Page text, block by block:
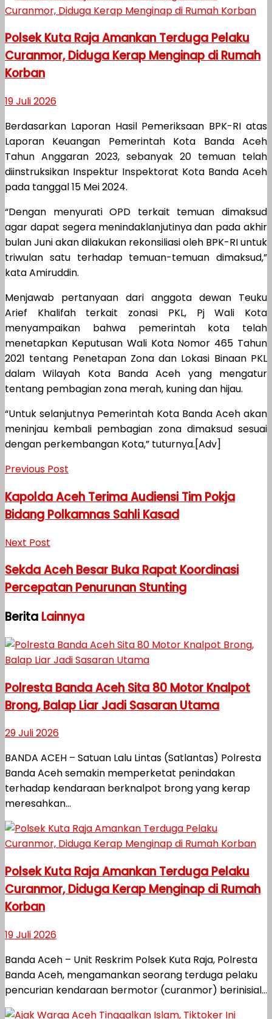
Polsek Kuta Raja Amankan Terduga Pelaku
Curanmor, Diduga Kerap Menginap di Rumah
Korban
19 Juli 2026
Berdasarkan Laporan Hasil Pemeriksaan BPK-RI atas
Laporan Keuangan Pemerintah Kota Banda Aceh
Tahun Anggaran 2023, sebanyak 20 temuan telah
diinstruksikan Inspektur Inspektorat Kota Banda Aceh
pada tanggal 15 Mei 2024.
“Dengan menyurati OPD terkait temuan dimaksud
agar dapat segera menindaklanjutinya dan pada akhir
bulan Juni akan dilakukan rekonsiliasi oleh BPK-RI untuk
triwulan satu terhadap temuan-temuan dimaksud,”
kata Amiruddin.
Menjawab pertanyaan dari anggota dewan Teuku
Arief Khalifah terkait zonasi PKL, Pj Wali Kota
menyampaikan bahwa pemerintah kota telah
menetapkan Keputusan Wali Kota Nomor 465 Tahun
2021 tentang Penetapan Zona dan Lokasi Binaan PKL
dalam Wilayah Kota Banda Aceh yang mengatur
tentang pembagian zona merah, kuning dan hijau.
“Untuk selanjutnya Pemerintah Kota Banda Aceh akan
meninjau kembali pembagian zona dimaksud sesuai
dengan perkembangan Kota,” tuturnya.[Adv]
Previous Post
Kapolda Aceh Terima Audiensi Tim Pokja
Bidang Polkamnas Sahli Kasad
Next Post
Sekda Aceh Besar Buka Rapat Koordinasi
Percepatan Penurunan Stunting
Berita Lainnya
Polresta Banda Aceh Sita 80 Motor Knalpot
Brong, Balap Liar Jadi Sasaran Utama
29 Juli 2026
BANDA ACEH – Satuan Lalu Lintas (Satlantas) Polresta
Banda Aceh semakin memperketat penindakan
terhadap kendaraan berknalpot brong yang kerap
meresahkan...
Polsek Kuta Raja Amankan Terduga Pelaku
Curanmor, Diduga Kerap Menginap di Rumah
Korban
19 Juli 2026
Banda Aceh – Unit Reskrim Polsek Kuta Raja, Polresta
Banda Aceh, mengamankan seorang terduga pelaku
pencurian kendaraan bermotor (curanmor) berinisial...